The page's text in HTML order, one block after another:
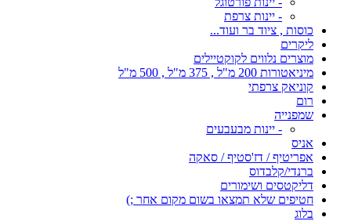
- יינות צרפת
כוסות , ציוד בר ועוד...
ליקרים
מוצרים נלווים לקוקטיילים
מיניאטורות 200 מ"ל , 375 מ"ל , 500 מ"ל
קוניאק צרפתי
רום
שמפנייה
- יינות מבעבעים
אניס
אפריטיף / דז'סטיף / סאקה
ברנדי/קלבדוס
דליקטסים ושימורים
חטיפים שלא תמצאו בשום מקום אחר ;)
בלוג